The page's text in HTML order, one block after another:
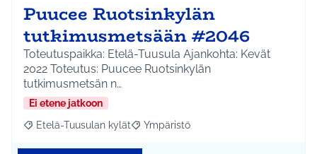
Puucee Ruotsinkylän
tutkimusmetsään #2046
Toteutuspaikka: Etelä-Tuusula Ajankohta: Kevät
2022 Toteutus: Puucee Ruotsinkylän
tutkimusmetsän n…
Ei etene jatkoon
Rajaa tulokset aihepiirin mukaan: Etelä-Tuusulan kylät
Etelä-Tuusulan kylät Rajaa tulokset teeman mukaan:
Ympäristö